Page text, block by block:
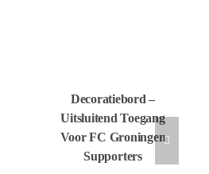
Decoratiebord –
Uitsluitend Toegang
Voor FC Groningen
Supporters